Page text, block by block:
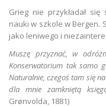
Grieg nie przykładał
nauki w szkole w Bergen.
jako leniwego i
Muszę przyznać, w
Konserwatorium tak samo
Naturalnie, czegoś tam się
dla mnie zamkniętą
Grønvolda, 1881)